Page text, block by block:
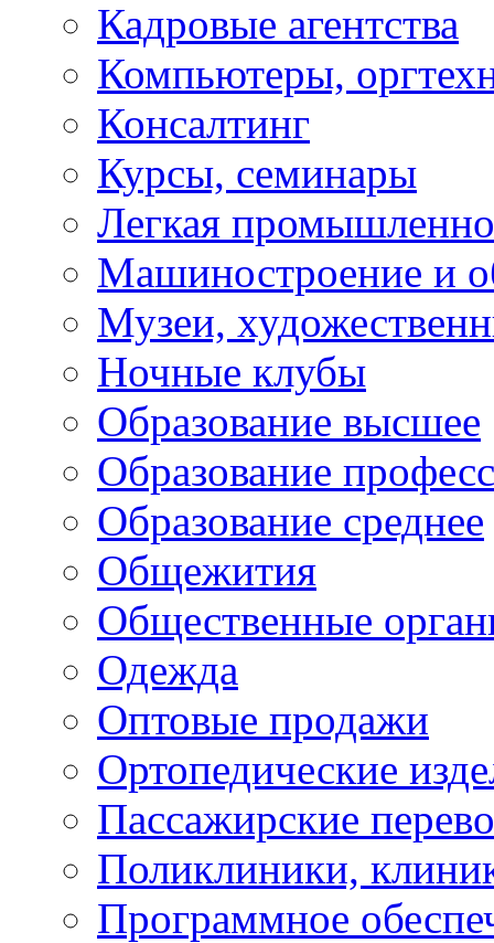
Кадровые агентства
Компьютеры,
Консалтинг
Курсы, семинары
Легкая
Машиностроение и
Музеи,
Ночные клубы
Образование высшее
Образование
Образование среднее
Общежития
Общественные
Одежда
Оптовые продажи
Ортопедические
Пассажирские
Поликлиники,
Программное